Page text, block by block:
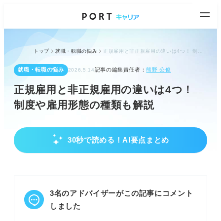
トップ 就職・転職の悩み
就職・転職の悩み 2026.5.14記事の編集責任者：熊野 公俊
正規雇用と非正規雇用の違いは4つ！
制度や雇用形態の種類も解説
30秒で読める！AI要点まとめ
正規雇用と非正規雇用の違いと種類を理解しよ
正規雇用は安定性、非正規雇用は自由度が高いと認
識する。
3名のアドバイザーがこの記事にコメント
しました